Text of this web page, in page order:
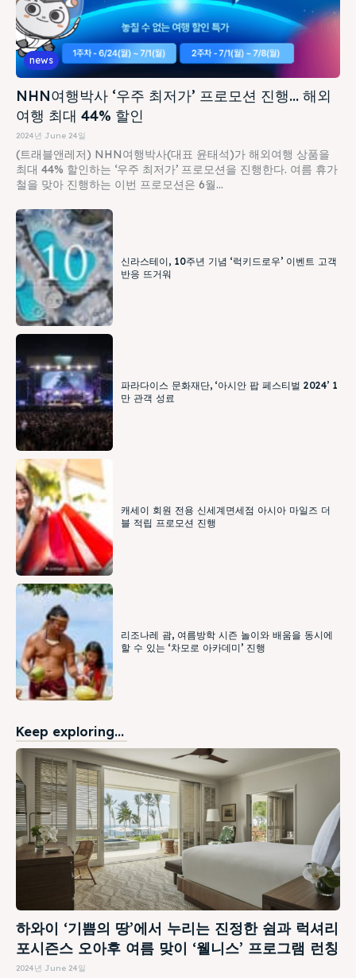
news
NHN여행박사 ‘우주 최저가’ 프로모션 진행… 해외
여행 최대 44% 할인
2024년 June 24일
(트래블앤레저) NHN여행박사(대표 윤태석)가 해외여행 상품을
최대 44% 할인하는 ‘우주 최저가’ 프로모션을 진행한다. 여름 휴가
철을 맞아 진행하는 이번 프로모션은 6월...
신라스테이, 10주년 기념 ‘럭키드로우’ 이벤트 고객
반응 뜨거워
파라다이스 문화재단, ‘아시안 팝 페스티벌 2024’ 1
만 관객 성료
캐세이 회원 전용 신세계면세점 아시아 마일즈 더
블 적립 프로모션 진행
리조나레 괌, 여름방학 시즌 놀이와 배움을 동시에
할 수 있는 ‘차모로 아카데미’ 진행
Keep exploring...
하와이 ‘기쁨의 땅’에서 누리는 진정한 쉼과 럭셔리
포시즌스 오아후 여름 맞이 ‘웰니스’ 프로그램 런칭
2024년 June 24일